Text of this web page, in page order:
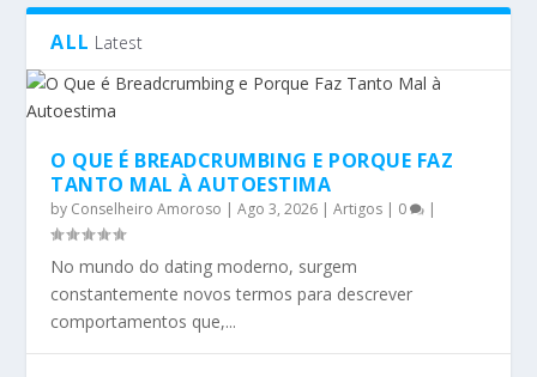
ALL Latest
O QUE É BREADCRUMBING E PORQUE FAZ
TANTO MAL À AUTOESTIMA
by Conselheiro Amoroso |Ago 3, 2026 |Artigos | 0 |
No mundo do dating moderno, surgem
constantemente novos termos para descrever
comportamentos que,...